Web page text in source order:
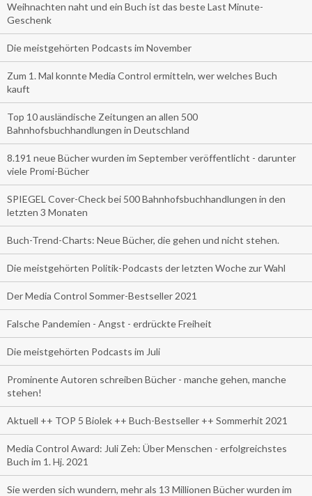
Weihnachten naht und ein Buch ist das beste Last Minute-
Geschenk
Die meistgehörten Podcasts im November
Zum 1. Mal konnte Media Control ermitteln, wer welches Buch
kauft
Top 10 ausländische Zeitungen an allen 500
Bahnhofsbuchhandlungen in Deutschland
8.191 neue Bücher wurden im September veröffentlicht - darunter
viele Promi-Bücher
SPIEGEL Cover-Check bei 500 Bahnhofsbuchhandlungen in den
letzten 3 Monaten
Buch-Trend-Charts: Neue Bücher, die gehen und nicht stehen.
Die meistgehörten Politik-Podcasts der letzten Woche zur Wahl
Der Media Control Sommer-Bestseller 2021
Falsche Pandemien - Angst - erdrückte Freiheit
Die meistgehörten Podcasts im Juli
Prominente Autoren schreiben Bücher - manche gehen, manche
stehen!
Aktuell ++ TOP 5 Biolek ++ Buch-Bestseller ++ Sommerhit 2021
Media Control Award: Juli Zeh: Über Menschen - erfolgreichstes
Buch im 1. Hj. 2021
Sie werden sich wundern, mehr als 13 Millionen Bücher wurden im